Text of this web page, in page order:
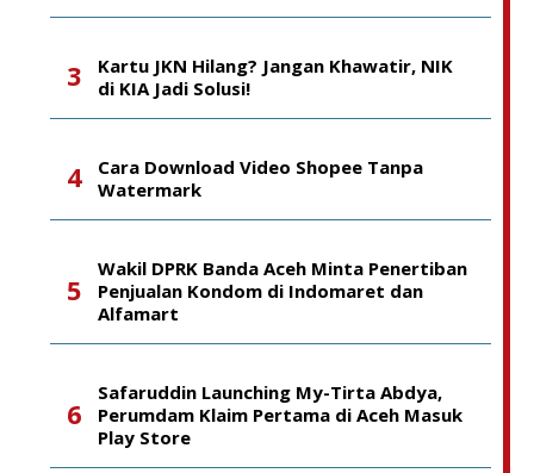
Kartu JKN Hilang? Jangan Khawatir, NIK
di KIA Jadi Solusi!
Cara Download Video Shopee Tanpa
Watermark
Wakil DPRK Banda Aceh Minta Penertiban
Penjualan Kondom di Indomaret dan
Alfamart
Safaruddin Launching My-Tirta Abdya,
Perumdam Klaim Pertama di Aceh Masuk
Play Store